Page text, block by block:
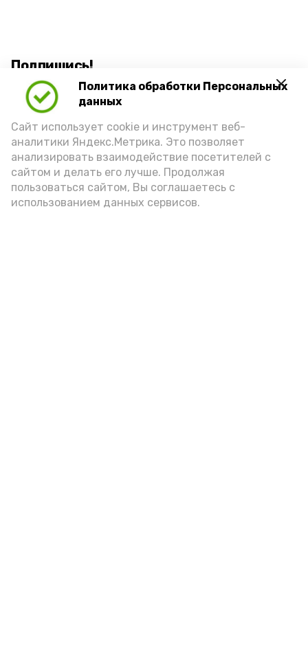
Политика обработки Персональных
данных
Сайт использует cookie и инструмент веб-
аналитики Яндекс.Метрика. Это позволяет
анализировать взаимодействие посетителей с
сайтом и делать его лучше. Продолжая
пользоваться сайтом, Вы соглашаетесь с
использованием данных сервисов.
Подпишись!
А24 в MAX А24 в Вконтакте